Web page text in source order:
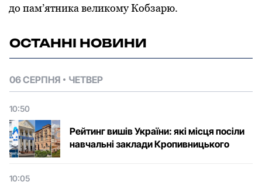
до пам’ятника великому Кобзарю.
ОСТАННІ НОВИНИ
06 СЕРПНЯ ЧЕТВЕР
10:50
Рейтинг вишів України: які місця посіли
навчальні заклади Кропивницького
10:05